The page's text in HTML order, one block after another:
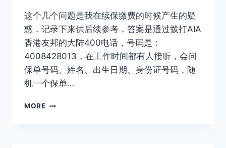
这个几个问题是我在续保缴费的时候产生的疑
惑，记录下来供后续参考，答案是通过拨打AIA
香港友邦的大陆400电话，号码是：
4008428013，在工作时间都有人接听，会问
保单号码、姓名、出生日期、身份证号码，随
机一个保单…
MOREAIA